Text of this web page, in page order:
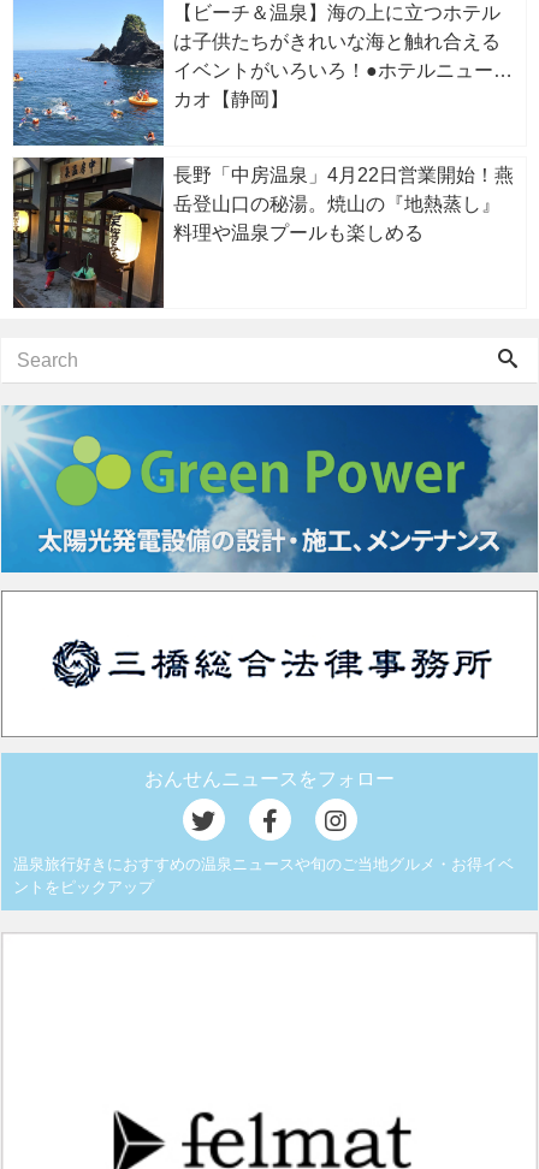
【ビーチ＆温泉】海の上に立つホテル
は子供たちがきれいな海と触れ合える
イベントがいろいろ！●ホテルニューア
カオ【静岡】
長野「中房温泉」4月22日営業開始！燕
岳登山口の秘湯。焼山の『地熱蒸し』
料理や温泉プールも楽しめる
おんせんニュースをフォロー
温泉旅行好きにおすすめの温泉ニュースや旬のご当地グルメ・お得イベ
ントをピックアップ